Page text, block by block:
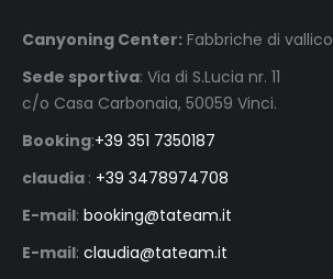
Canyoning Center: Fabbriche di vallico
Sede sportiva: Via di S.Lucia nr. 11
c/o Casa Carbonaia, 50059 Vinci.
Booking:+39 351 7350187
claudia : +39 3478974708
E-mail: booking@tateam.it
E-mail: claudia@tateam.it